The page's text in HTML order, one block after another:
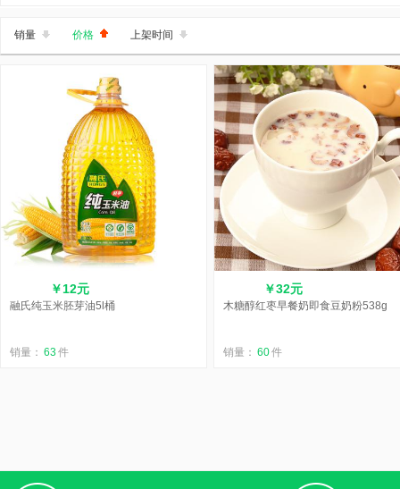
销量 价格 上架时间
￥12元
融氏纯玉米胚芽油5l桶
销量： 63件
￥32元
木糖醇红枣早餐奶即食豆奶粉538g
销量： 60件